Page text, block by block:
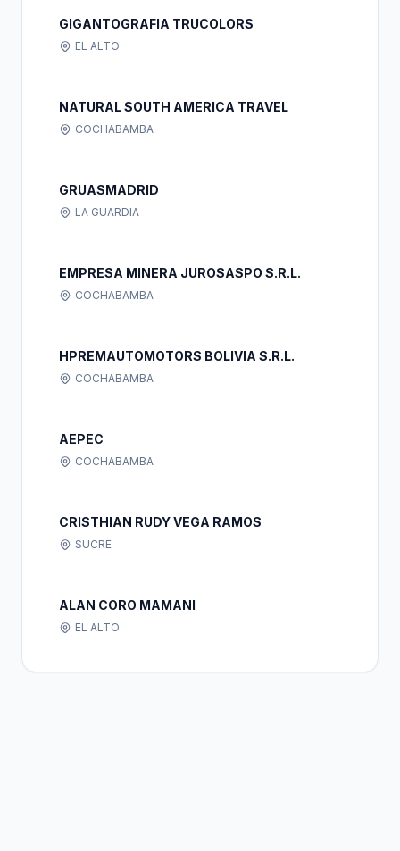
GIGANTOGRAFIA TRUCOLORS
EL ALTO
NATURAL SOUTH AMERICA TRAVEL
COCHABAMBA
GRUASMADRID
LA GUARDIA
EMPRESA MINERA JUROSASPO S.R.L.
COCHABAMBA
HPREMAUTOMOTORS BOLIVIA S.R.L.
COCHABAMBA
AEPEC
COCHABAMBA
CRISTHIAN RUDY VEGA RAMOS
SUCRE
ALAN CORO MAMANI
EL ALTO